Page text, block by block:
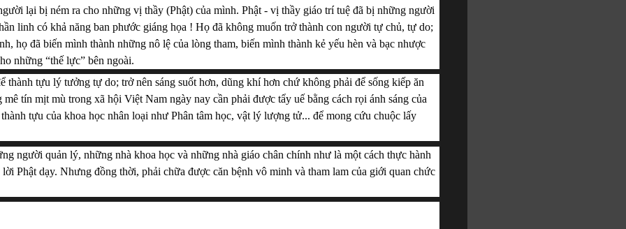
lại bị ném ra cho những vị thầy (Phật) của mình. Phật - vị thầy giáo trí tuệ đã bị những người
linh có khả năng ban phước giáng họa ! Họ đã không muốn trở thành con người tự chủ, tự do;
họ đã biến mình thành những nô lệ của lòng tham, biến mình thành kẻ yếu hèn và bạc nhược
những “thế lực” bên ngoài.
thành tựu lý tưởng tự do; trở nên sáng suốt hơn, dũng khí hơn chứ không phải để sống kiếp ăn
tín mịt mù trong xã hội Việt Nam ngày nay cần phải được tẩy uế bằng cách rọi ánh sáng của
tựu của khoa học nhân loại như Phân tâm học, vật lý lượng tử... để mong cứu chuộc lấy
người quản lý, những nhà khoa học và những nhà giáo chân chính như là một cách thực hành
Phật dạy. Nhưng đồng thời, phải chữa được căn bệnh vô minh và tham lam của giới quan chức